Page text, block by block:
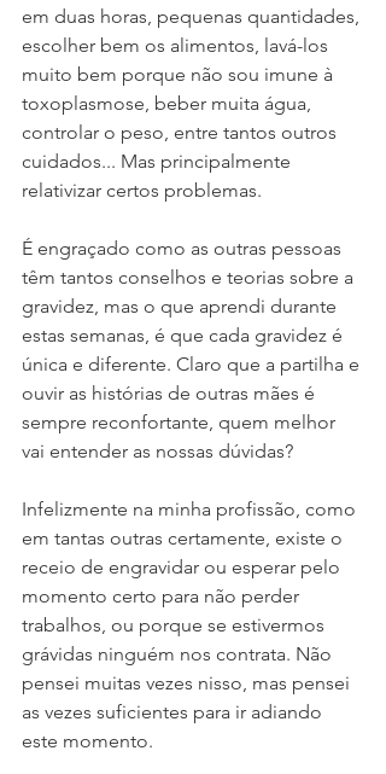
em duas horas, pequenas quantidades,
escolher bem os alimentos, lavá-los
muito bem porque não sou imune à
toxoplasmose, beber muita água,
controlar o peso, entre tantos outros
cuidados... Mas principalmente
relativizar certos problemas.
É engraçado como as outras pessoas
têm tantos conselhos e teorias sobre a
gravidez, mas o que aprendi durante
estas semanas, é que cada gravidez é
única e diferente. Claro que a partilha e
ouvir as histórias de outras mães é
sempre reconfortante, quem melhor
vai entender as nossas dúvidas?
Infelizmente na minha profissão, como
em tantas outras certamente, existe o
receio de engravidar ou esperar pelo
momento certo para não perder
trabalhos, ou porque se estivermos
grávidas ninguém nos contrata. Não
pensei muitas vezes nisso, mas pensei
as vezes suficientes para ir adiando
este momento.